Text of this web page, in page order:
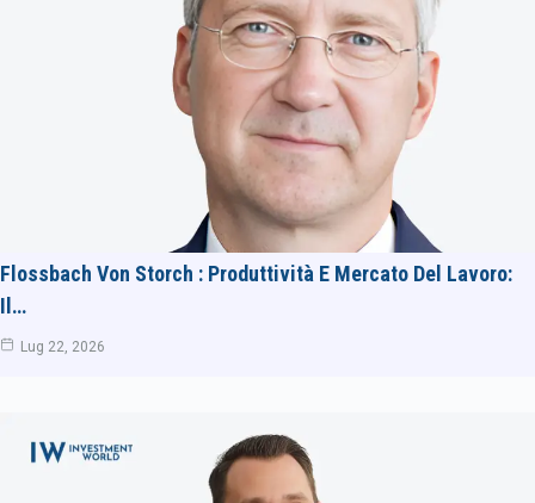
Flossbach Von Storch : Produttività E Mercato Del Lavoro:
Il…
Lug 22, 2026